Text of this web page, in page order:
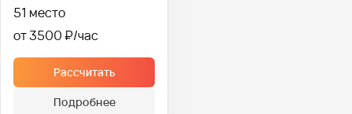
51 место
от 3500 ₽
Рассчитать
Подробнее